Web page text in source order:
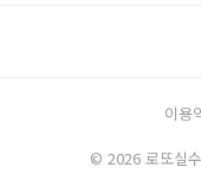
이용
© 2026 로또실